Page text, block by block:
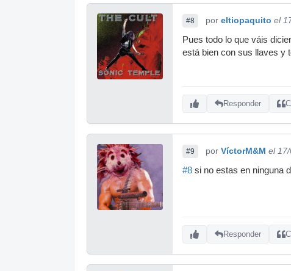
#8 por eltiopaquito el
Pues todo lo que váis
está bien con sus llaves y
Responder
#9 por VíctorM&M el
#8 si no estas en ninguna
Responder